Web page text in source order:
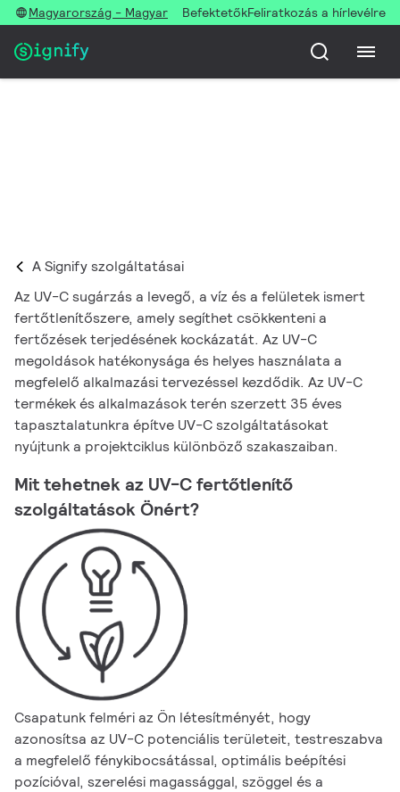
Magyarország - Magyar BefektetőkFeliratkozás a hírlevélre
A Signify szolgáltatásai
Az UV-C sugárzás a levegő, a víz és a felületek ismert
fertőtlenítőszere, amely segíthet csökkenteni a
fertőzések terjedésének kockázatát. Az UV-C
megoldások hatékonysága és helyes használata a
megfelelő alkalmazási tervezéssel kezdődik. Az UV-C
termékek és alkalmazások terén szerzett 35 éves
tapasztalatunkra építve UV-C szolgáltatásokat
nyújtunk a projektciklus különböző szakaszaiban.
Mit tehetnek az UV-C fertőtlenítő
szolgáltatások Önért?
Csapatunk felméri az Ön létesítményét, hogy
azonosítsa az UV-C potenciális területeit, testreszabva
a megfelelő fénykibocsátással, optimális beépítési
pozícióval, szerelési magassággal, szöggel és a